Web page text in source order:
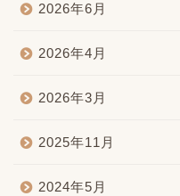
2026年6月
2026年4月
2026年3月
2025年11月
2024年5月